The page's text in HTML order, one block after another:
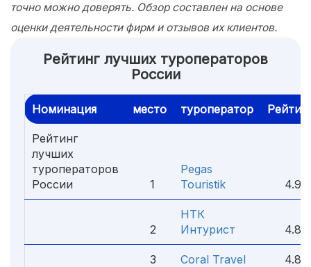
точно можно доверять. Обзор составлен на основе
оценки деятельности фирм и отзывов их клиентов.
Рейтинг лучших туроператоров
России
Номинация место туроператор
Рейтинг
лучших
туроператоров
России
1
Pegas
Touristik
4.9
2
НТК
Интурист
4.8
3 Coral Travel 4.8